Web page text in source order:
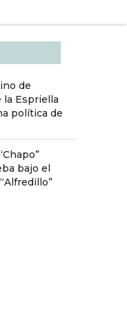
de
la Espriella
política de
bajo el